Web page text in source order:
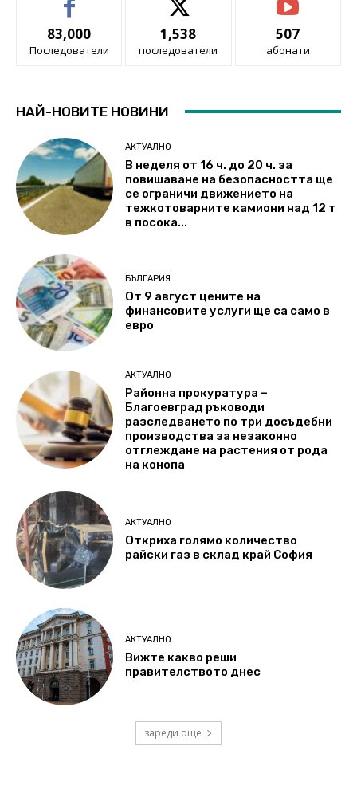
83,000
Последователи
1,538
последователи
507
абонати
НАЙ-НОВИТЕ НОВИНИ
АКТУАЛНО
В неделя от 16 ч. до 20 ч. за
повишаване на безопасността ще
се ограничи движението на
тежкотоварните камиони над 12 т
в посока...
БЪЛГАРИЯ
От 9 август цените на
финансовите услуги ще са само в
евро
АКТУАЛНО
Районна прокуратура –
Благоевград ръководи
разследването по три досъдебни
производства за незаконно
отглеждане на растения от рода
на конопа
АКТУАЛНО
Откриха голямо количество
райски газ в склад край София
АКТУАЛНО
Вижте какво реши
правителството днес
зареди още